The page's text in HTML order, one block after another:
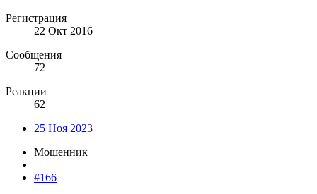
Регистрация
22 Окт 2016
Сообщения
72
Реакции
62
25 Ноя 2023
Мошенник
#166